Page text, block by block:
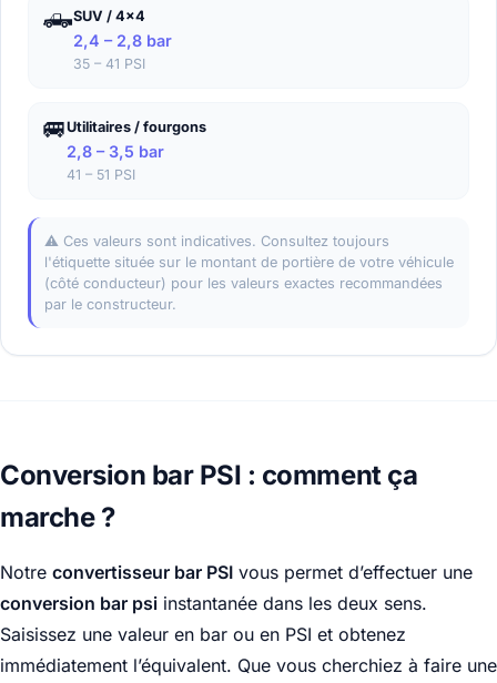
🛻SUV / 4x4
2,4 – 2,8 bar
35 – 41 PSI
🚐Utilitaires / fourgons
2,8 – 3,5 bar
41 – 51 PSI
⚠️ Ces valeurs sont indicatives. Consultez toujours
l'étiquette située sur le montant de portière de votre véhicule
(côté conducteur) pour les valeurs exactes recommandées
par le constructeur.
Conversion bar PSI : comment ça
marche ?
Notre convertisseur bar PSI vous permet d’effectuer une
conversion bar psi instantanée dans les deux sens.
Saisissez une valeur en bar ou en PSI et obtenez
immédiatement l’équivalent. Que vous cherchiez à faire une